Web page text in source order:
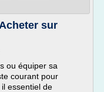
sur
ou équiper sa
courant pour
essentiel de